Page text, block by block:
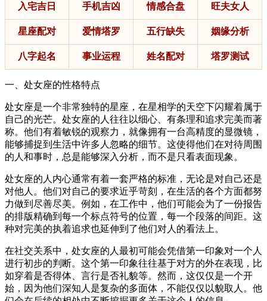
入宅吉日 手机吉凶 情感合盘 旺夫女人
星座配对 爱情塔罗 五行缺失 姻缘分析
八字起名 事业运程 姓名配对 塔罗测试
一、处女座的性格特点
处女座是一个非常独特的星座，在星相学的天空下闪耀着属于
自己的光芒。处女座的人往往以细心、有条理和追求完美而著
称。他们有着敏锐的观察力，就像拥有一台高精度的显微镜，
能够捕捉到生活中许多人忽略的细节。这使得他们在对待周围
的人和事时，总是能够深入分析，而不是只看表面现象。
处女座的人内心通常有着一套严格的标准，无论是对自己还是
对他人。他们对自己的要求近乎苛刻，在生活的各个方面都努
力做到尽善尽美。例如，在工作中，他们可能会为了一份报告
的排版精确到每一个标点符号的位置，每一个段落的间距。这
种对完美的执着追求也延伸到了他们对人的看法上。
在社交关系中，处女座的人最初可能会凭借第一印象对一个人
进行初步的判断。这个第一印象往往基于对方的外在表现，比
如穿着是否得体、言行是否礼貌等。然而，这仅仅是一个开
始，因为他们深知人是复杂的多面体，不能仅仅以貌取人。他